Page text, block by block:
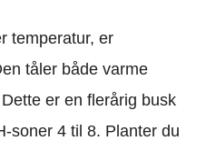
temperatur, er
tåler både varme
er en flerårig busk
soner 4 til 8. Planter du